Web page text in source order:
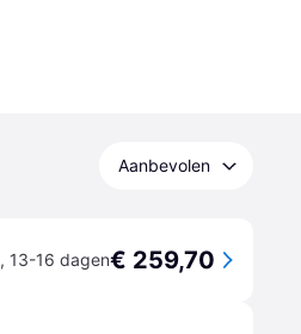
Aanbevolen
, 13-16 dagen€ 259,70